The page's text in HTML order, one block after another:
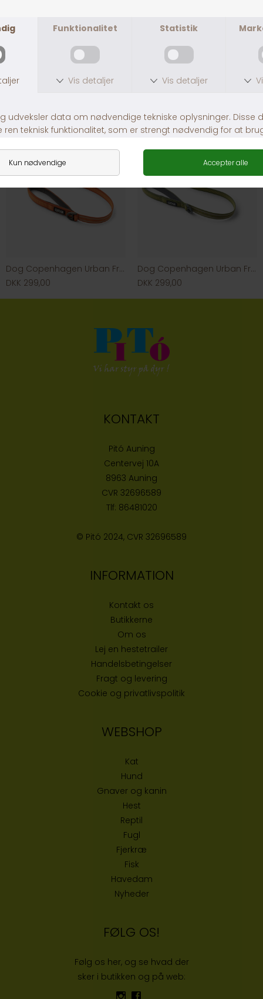
DKK 299,00
DKK 299,00
Dog Copenhagen Urban Freestyle
DKK 299,00
Dog Copenhagen Urban Freestyle
DKK 299,00
KONTAKT
Pitó Auning
Centervej 10A
8963 Auning
CVR 32696589
Tlf: 86481020
© Pitó 2024, CVR 32696589
INFORMATION
Kontakt os
Butikkerne
Om os
Lej en hestetrailer
Handelsbetingelser
Fragt og levering
Cookie og privatlivspolitik
WEBSHOP
Kat
Hund
Gnaver og kanin
Hest
Reptil
Fugl
Fjerkræ
Fisk
Havedam
Nyheder
FØLG OS!
Følg os her, og se hvad der
sker i butikken og på web: